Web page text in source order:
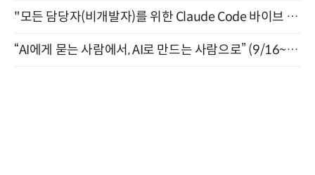
"모든 담당자(비개발자)를 위한 Claude Code 바이브 코딩 2-day 부트캠프" 9월 16~17일 개최
“AI에게 묻는 사람에서, AI로 만드는 사람으로” (9/16~17)